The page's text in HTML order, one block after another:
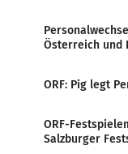
Österreich und
ORF: Pig legt
ORF-
Salzburger